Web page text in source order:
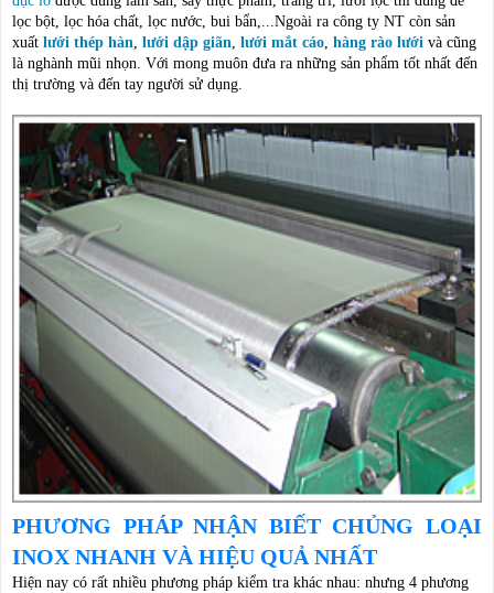
lọc bột, lọc hóa chất, lọc nước, bui bẩn,...Ngoài ra công ty NT còn sản
xuất lưới thép hàn, lưới dập giãn, lưới mắt cáo, hàng rào lưới và cũng
là nghành mũi nhọn. Với mong muôn đưa ra những sản phẩm tốt nhất đến
thị trường và đến tay người sử dụng.
PHƯƠNG PHÁP NHẬN BIẾT CHỦNG LOẠI
INOX NHANH VÀ HIỆU QUẢ NHẤT
Hiện nay có rất nhiều phương pháp kiểm tra khác nhau: nhưng 4 phương